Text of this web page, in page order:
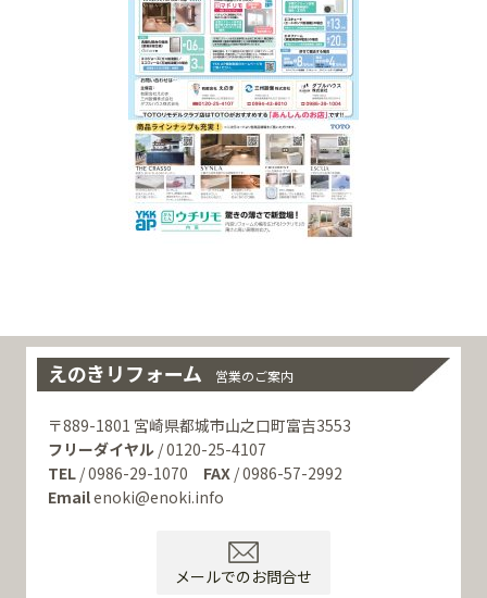
えのきリフォーム 営業のご案内
〒889-1801 宮崎県都城市山之口町富吉3553
フリーダイヤル / 0120-25-4107
TEL / 0986-29-1070 FAX / 0986-57-2992
Emailenoki@enoki.info
メールでのお問合せ